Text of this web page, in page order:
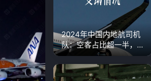
2024年中国内地航司机
队：空客占比超一半，
国产民机增长迅速